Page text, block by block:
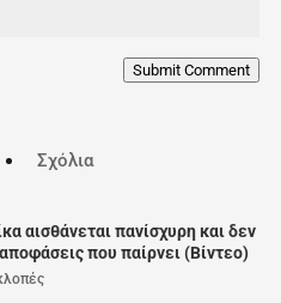
Submit Comment
Σχόλια
αισθάνεται πανίσχυρη και δεν
που παίρνει (Βίντεο)